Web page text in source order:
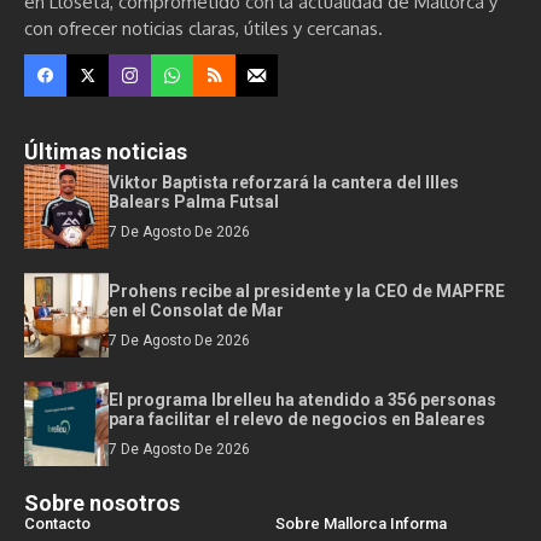
con ofrecer noticias claras, útiles y cercanas.
Últimas noticias
Viktor Baptista reforzará la cantera del Illes
Balears Palma Futsal
7 De Agosto De 2026
Prohens recibe al presidente y la CEO de MAPFRE
en el Consolat de Mar
7 De Agosto De 2026
El programa Ibrelleu ha atendido a 356 personas
para facilitar el relevo de negocios en Baleares
7 De Agosto De 2026
Sobre nosotros
Contacto Sobre Mallorca Informa